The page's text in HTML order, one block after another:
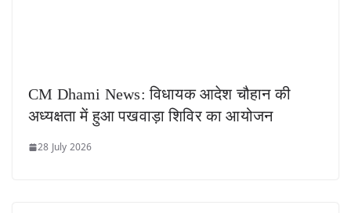
CM Dhami News: विधायक आदेश चौहान की
अध्यक्षता में हुआ पखवाड़ा शिविर का आयोजन
28 July 2026